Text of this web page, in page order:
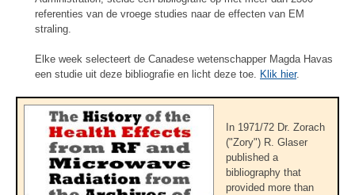
referenties van de vroege studies naar de effecten van EM
straling.
Elke week selecteert de Canadese wetenschapper Magda Havas
een studie uit deze bibliografie en licht deze toe. Klik hier.
In 1971/72 Dr. Zorach
("Zory") R. Glaser
published a
bibliography that
provided more than